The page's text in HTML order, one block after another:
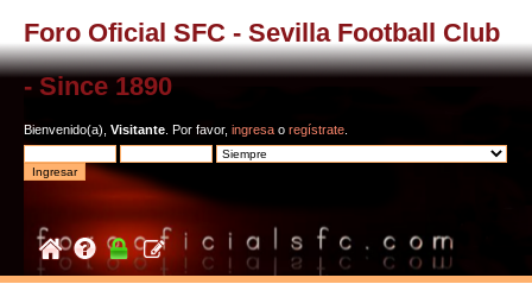
Foro Oficial SFC - Sevilla Football Club
- Since 1890
Bienvenido(a), Visitante . Por favor, ingresa o regístrate